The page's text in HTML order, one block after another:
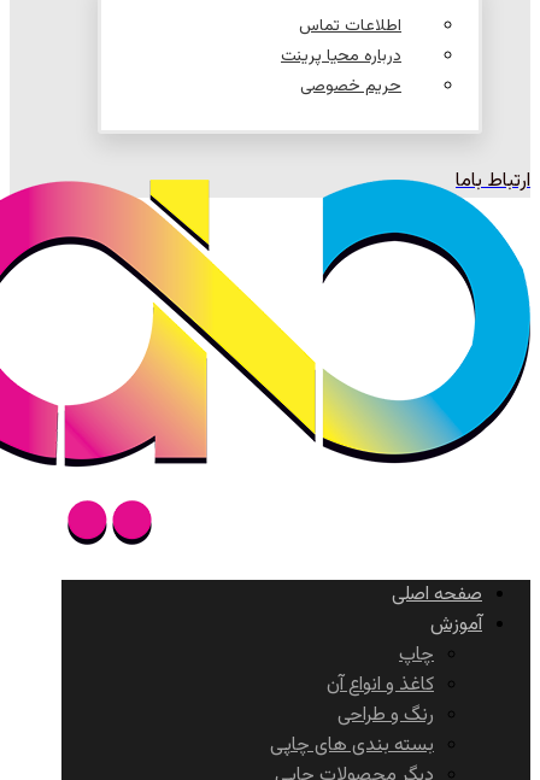
اطلاعات تماس
درباره محیا پرینت
حریم خصوصی
ارتباط باما
صفحه اصلی
آموزش
چاپ
کاغذ و انواع آن
رنگ و طراحی
بسته بندی های چاپی